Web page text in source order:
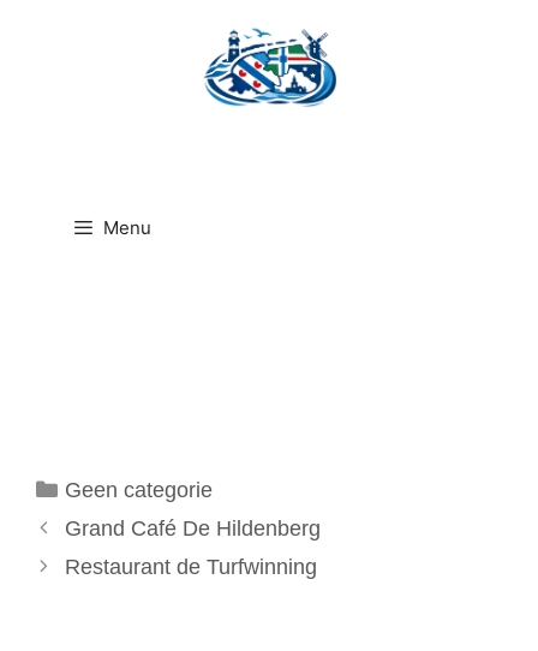
Menu
Categorieën
Geen categorie
Grand Café De Hildenberg
Restaurant de Turfwinning